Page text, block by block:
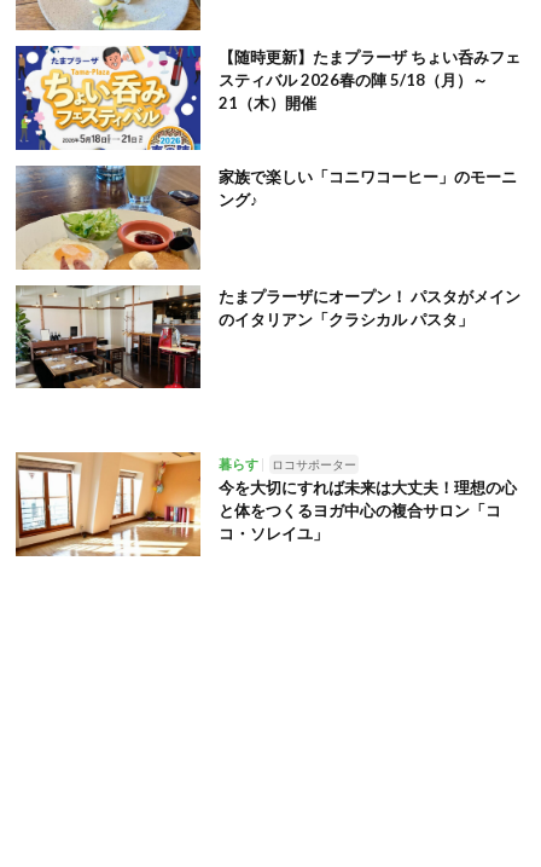
【随時更新】たまプラーザ ちょい呑みフェ
スティバル 2026春の陣 5/18（月）～
21（木）開催
家族で楽しい「コニワコーヒー」のモーニ
ング♪
たまプラーザにオープン！ パスタがメイン
のイタリアン「クラシカル パスタ」
暮らす ロコサポーター
今を大切にすれば未来は大丈夫！理想の心
と体をつくるヨガ中心の複合サロン「コ
コ・ソレイユ」